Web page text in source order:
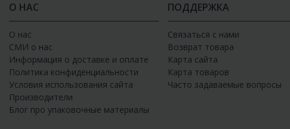
О НАС
О нас
СМИ о нас
Информация о доставке и оплате
Политика конфиденциальности
Условия использования сайта
Производители
Блог про упаковочные материалы
ПОДДЕРЖКА
Связаться с нами
Возврат товара
Карта сайта
Карта товаров
Часто задаваемые вопросы